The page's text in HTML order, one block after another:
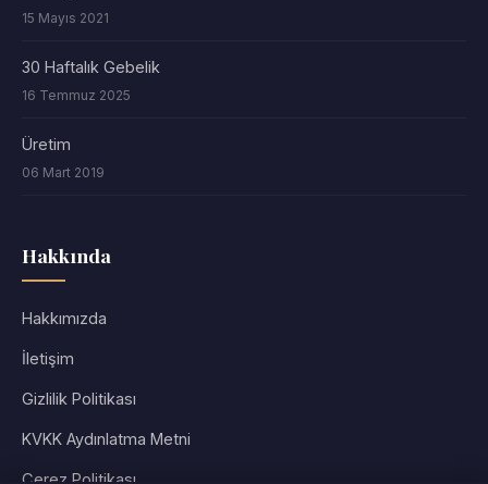
15 Mayıs 2021
30 Haftalık Gebelik
16 Temmuz 2025
Üretim
06 Mart 2019
Hakkında
Hakkımızda
İletişim
Gizlilik Politikası
KVKK Aydınlatma Metni
Çerez Politikası